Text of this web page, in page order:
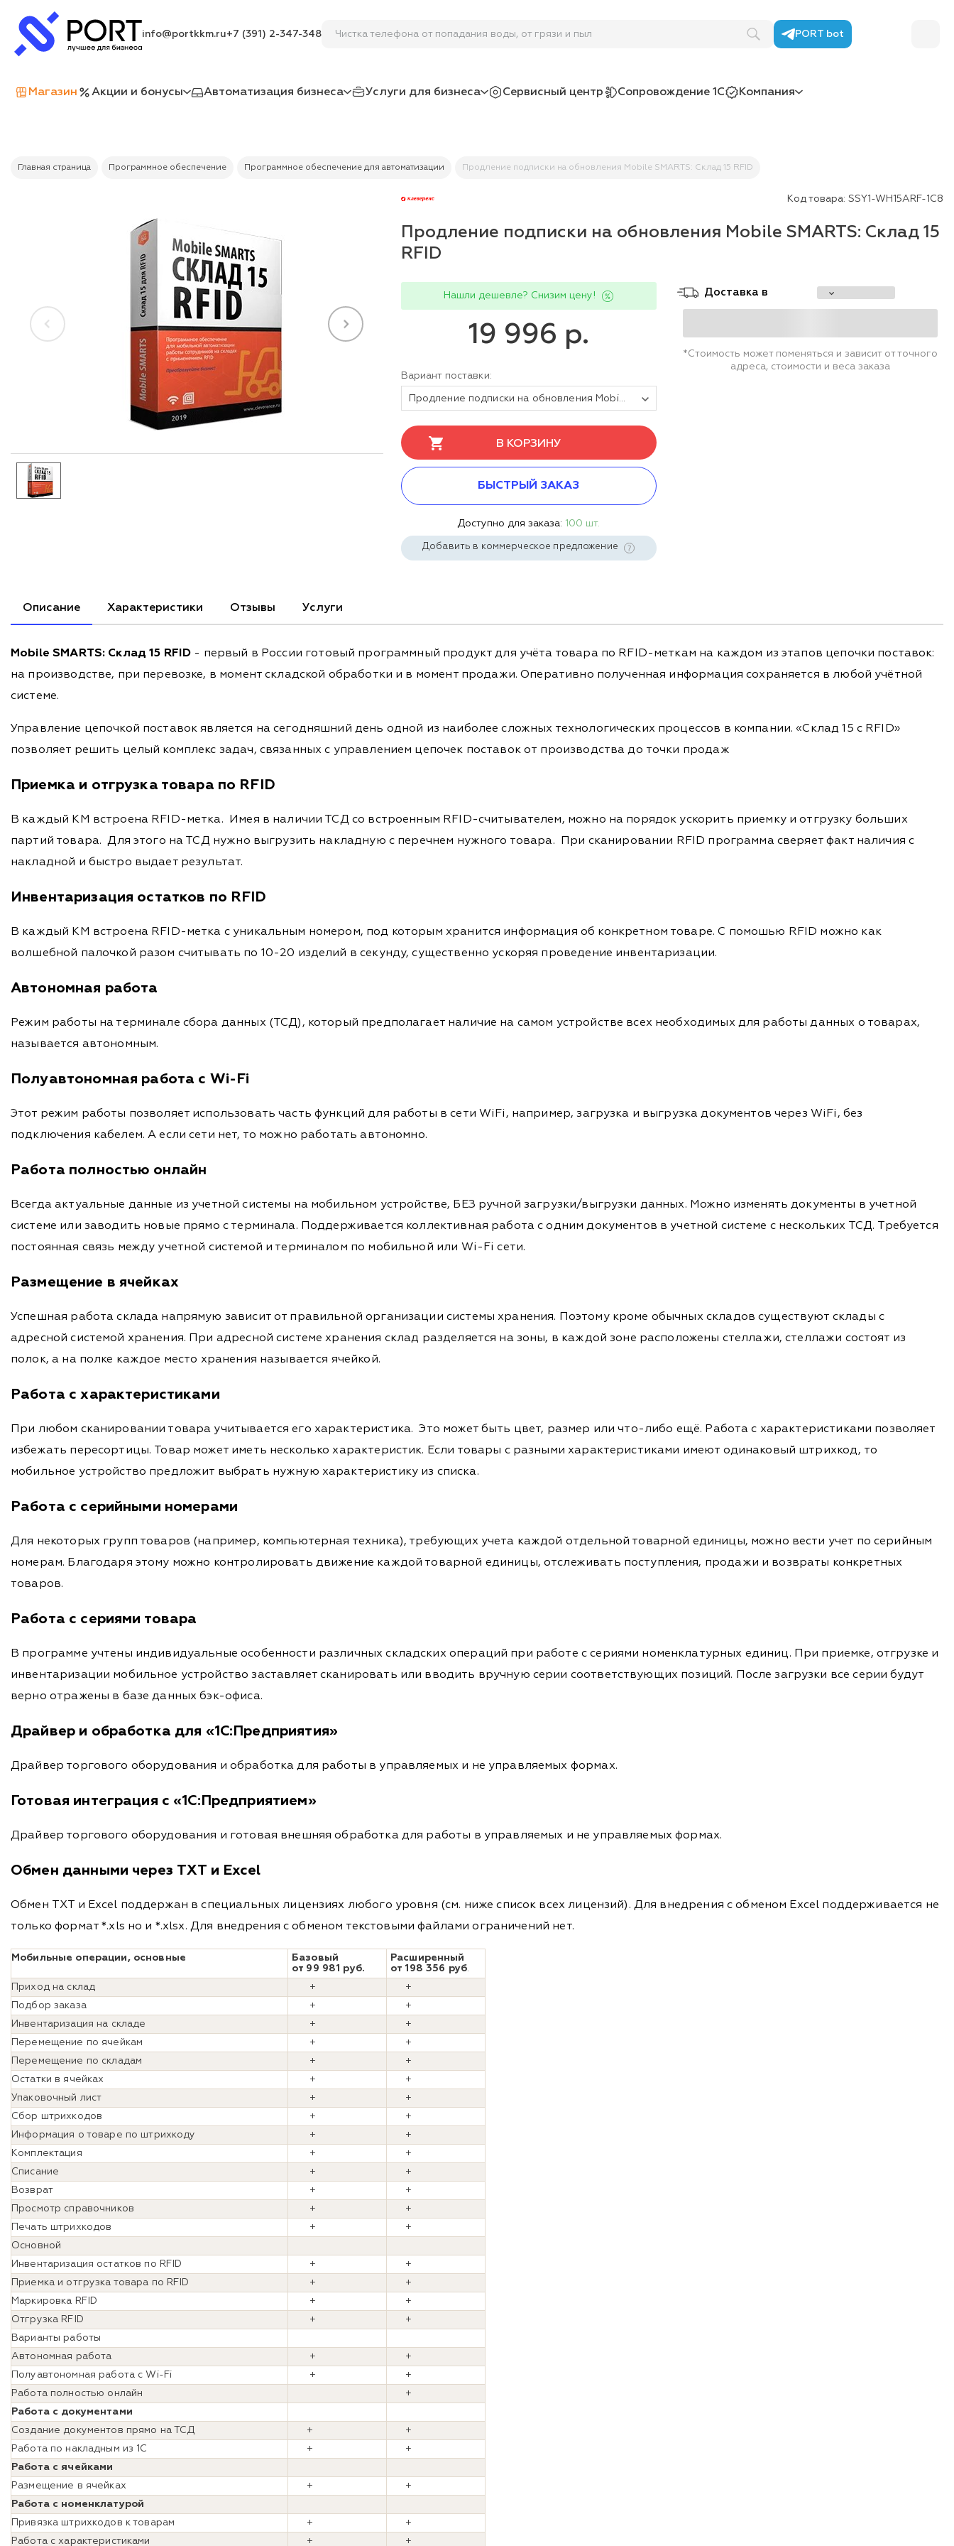
info@portkkm.ru+7 (391) 2-347-348 Чистка телефона от попадания воды, от грязи и пыли PORT bot
Магазин Акции и бонусы Автоматизация бизнеса Услуги для бизнеса Сервисный центр Сопровождение 1С Компания
Главная страница Программное обеспечение Программное обеспечение для автоматизации Продление подписки на обновления Mobile SMARTS: Склад 15 RFID
Код товара: SSY1-WH15ARF-1C8
Продление подписки на обновления Mobile SMARTS: Склад 15
RFID
Нашли дешевле? Снизим цену!
19 996 р.
Вариант поставки:
Продление подписки на обновления Mobile SMARTS Склад 15, RFID, БАЗОВЫЙ для конфигурации на базе «1С:Предприятия 8» на 1 (один) год
В КОРЗИНУ
БЫСТРЫЙ ЗАКАЗ
Доступно для заказа: 100 шт.
Добавить в коммерческое предложение
Доставка в
*Стоимость может поменяться и зависит от точного
адреса, стоимости и веса заказа
Описание Характеристики Отзывы Услуги
Mobile SMARTS: Склад 15 RFID - первый в России готовый программный продукт для учёта товара по RFID-меткам на каждом из этапов цепочки поставок:
на производстве, при перевозке, в момент складской обработки и в момент продажи. Оперативно полученная информация сохраняется в любой учётной
системе.
Управление цепочкой поставок является на сегодняшний день одной из наиболее сложных технологических процессов в компании. «Склад 15 с RFID»
позволяет решить целый комплекс задач, связанных с управлением цепочек поставок от производства до точки продаж
Приемка и отгрузка товара по RFID
В каждый КМ встроена RFID-метка. Имея в наличии ТСД со встроенным RFID-считывателем, можно на порядок ускорить приемку и отгрузку больших
партий товара. Для этого на ТСД нужно выгрузить накладную с перечнем нужного товара. При сканировании RFID программа сверяет факт наличия с
накладной и быстро выдает результат.
Инвентаризация остатков по RFID
В каждый КМ встроена RFID-метка с уникальным номером, под которым хранится информация об конкретном товаре. С помошью RFID можно как
волшебной палочкой разом считывать по 10-20 изделий в секунду, существенно ускоряя проведение инвентаризации.
Автономная работа
Режим работы на терминале сбора данных (ТСД), который предполагает наличие на самом устройстве всех необходимых для работы данных о товарах,
называется автономным.
Полуавтономная работа с Wi-Fi
Этот режим работы позволяет использовать часть функций для работы в сети WiFi, например, загрузка и выгрузка документов через WiFi, без
подключения кабелем. А если сети нет, то можно работать автономно.
Работа полностью онлайн
Всегда актуальные данные из учетной системы на мобильном устройстве, БЕЗ ручной загрузки/выгрузки данных. Можно изменять документы в учетной
системе или заводить новые прямо с терминала. Поддерживается коллективная работа с одним документов в учетной системе с нескольких ТСД. Требуется
постоянная связь между учетной системой и терминалом по мобильной или Wi-Fi сети.
Размещение в ячейках
Успешная работа склада напрямую зависит от правильной организации системы хранения. Поэтому кроме обычных складов существуют склады с
адресной системой хранения. При адресной системе хранения склад разделяется на зоны, в каждой зоне расположены стеллажи, стеллажи состоят из
полок, а на полке каждое место хранения называется ячейкой.
Работа с характеристиками
При любом сканировании товара учитывается его характеристика. Это может быть цвет, размер или что-либо ещё. Работа с характеристиками позволяет
избежать пересортицы. Товар может иметь несколько характеристик. Если товары с разными характеристиками имеют одинаковый штрихкод, то
мобильное устройство предложит выбрать нужную характеристику из списка.
Работа с серийными номерами
Для некоторых групп товаров (например, компьютерная техника), требующих учета каждой отдельной товарной единицы, можно вести учет по серийным
номерам. Благодаря этому можно контролировать движение каждой товарной единицы, отслеживать поступления, продажи и возвраты конкретных
товаров.
Работа с сериями товара
В программе учтены индивидуальные особенности различных складских операций при работе с сериями номенклатурных единиц. При приемке, отгрузке и
инвентаризации мобильное устройство заставляет сканировать или вводить вручную серии соответствующих позиций. После загрузки все серии будут
верно отражены в базе данных бэк-офиса.
Драйвер и обработка для «1С:Предприятия»
Драйвер торгового оборудования и обработка для работы в управляемых и не управляемых формах.
Готовая интеграция с «1С:Предприятием»
Драйвер торгового оборудования и готовая внешняя обработка для работы в управляемых и не управляемых формах.
Обмен данными через TXT и Excel
Обмен TXT и Excel поддержан в специальных лицензиях любого уровня (см. ниже список всех лицензий). Для внедрения с обменом Excel поддерживается не
только формат *.xls но и *.xlsx. Для внедрения с обменом текстовыми файлами ограничений нет.
Мобильные операции, основные
Базовый
от 99 981 руб.
Расширенный
от 198 356 руб.
Приход на склад
+
+
Подбор заказа
+
+
Инвентаризация на складе
+
+
Перемещение по ячейкам
+
+
Перемещение по складам
+
+
Остатки в ячейках
+
+
Упаковочный лист
+
+
Сбор штрихкодов
+
+
Информация о товаре по штрихкоду
+
+
Комплектация
+
+
Списание
+
+
Возврат
+
+
Просмотр справочников
+
+
Печать штрихкодов
+
+
Основной
Инвентаризация остатков по RFID
+
+
Приемка и отгрузка товара по RFID
+
+
Маркировка RFID
+
+
Отгрузка RFID
+
+
Варианты работы
Автономная работа
+
+
Полуавтономная работа с Wi-Fi
+
+
Работа полностью онлайн
+
Работа с документами
Создание документов прямо на ТСД
+
+
Работа по накладным из 1С
+
+
Работа с ячейками
Размещение в ячейках
+
+
Работа с номенклатурой
Привязка штрихкодов к товарам
+
+
Работа с характеристиками
+ +